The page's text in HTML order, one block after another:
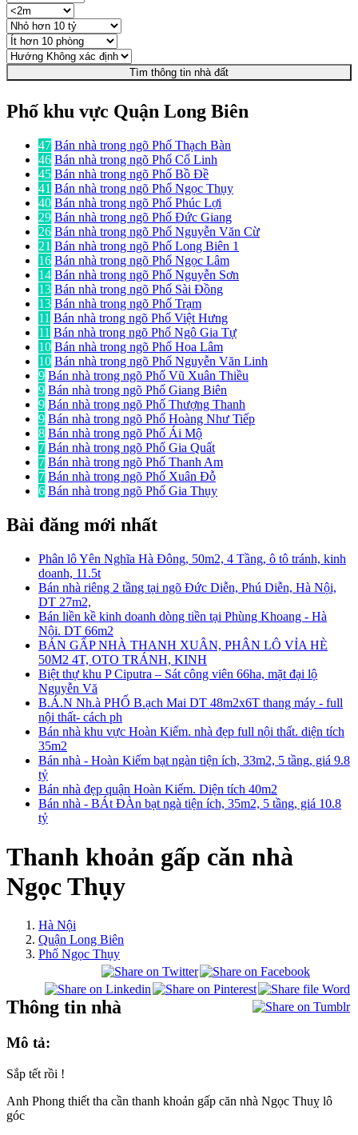
Tìm thông tin nhà đất
Phố khu vực Quận Long Biên
47 Bán nhà trong ngõ Phố Thạch Bàn
46 Bán nhà trong ngõ Phố Cổ Linh
45 Bán nhà trong ngõ Phố Bồ Đề
41 Bán nhà trong ngõ Phố Ngọc Thụy
40 Bán nhà trong ngõ Phố Phúc Lợi
29 Bán nhà trong ngõ Phố Đức Giang
26 Bán nhà trong ngõ Phố Nguyễn Văn Cừ
21 Bán nhà trong ngõ Phố Long Biên 1
16 Bán nhà trong ngõ Phố Ngọc Lâm
14 Bán nhà trong ngõ Phố Nguyễn Sơn
13 Bán nhà trong ngõ Phố Sài Đồng
13 Bán nhà trong ngõ Phố Trạm
11 Bán nhà trong ngõ Phố Việt Hưng
11 Bán nhà trong ngõ Phố Ngô Gia Tự
10 Bán nhà trong ngõ Phố Hoa Lâm
10 Bán nhà trong ngõ Phố Nguyễn Văn Linh
9 Bán nhà trong ngõ Phố Vũ Xuân Thiều
9 Bán nhà trong ngõ Phố Giang Biên
9 Bán nhà trong ngõ Phố Thượng Thanh
9 Bán nhà trong ngõ Phố Hoàng Như Tiếp
8 Bán nhà trong ngõ Phố Ái Mộ
7 Bán nhà trong ngõ Phố Gia Quất
7 Bán nhà trong ngõ Phố Thanh Am
7 Bán nhà trong ngõ Phố Xuân Đỗ
6 Bán nhà trong ngõ Phố Gia Thụy
Bài đăng mới nhất
Phân lô Yên Nghĩa Hà Đông, 50m2, 4 Tầng, ô tô tránh, kinh
doanh, 11.5t
Bán nhà riêng 2 tầng tại ngõ Đức Diễn, Phú Diễn, Hà Nội,
DT 27m2,
Bán liền kề kinh doanh dòng tiền tại Phùng Khoang - Hà
Nội. DT 66m2
BÁN GẤP NHÀ THANH XUÂN, PHÂN LÔ VỈA HÈ
50M2 4T, OTO TRÁNH, KINH
Biệt thự khu P Ciputra – Sát công viên 66ha, mặt đại lộ
Nguyễn Vă
B.Á.N Nh.à PHỐ B.ạch Mai DT 48m2x6T thang máy - full
nội thất- cách ph
Bán nhà khu vực Hoàn Kiếm. nhà đẹp full nội thất. diện tích
35m2
Bán nhà - Hoàn Kiếm bạt ngàn tiện ích, 33m2, 5 tầng, giá 9.8
tỷ
Bán nhà đẹp quận Hoàn Kiếm. Diện tích 40m2
Bán nhà - BÁt ĐÀn bạt ngà tiện ích, 35m2, 5 tầng, giá 10.8
tỷ
Thanh khoản gấp căn nhà
Ngọc Thụy
Hà Nội
Quận Long Biên
Phố Ngọc Thụy
Thông tin nhà
Mô tả:
Sắp tết rồi !
Anh Phong thiết tha cần thanh khoản gấp căn nhà Ngọc Thuỵ lô
góc